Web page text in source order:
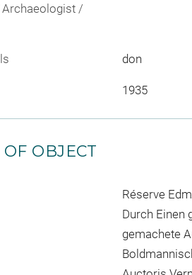
/
don
1935
OBJECT
Réserve
Durch Einen
gemachete